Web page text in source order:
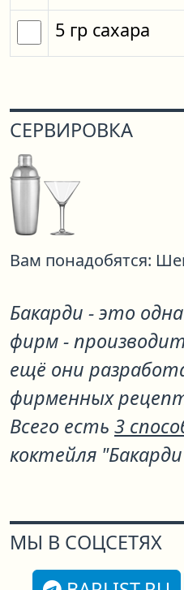
5 гр сахара
СЕРВИРОВКА
Вам понадобятся:
Бакарди - это
фирм -
ещё они
фирменных
Всего есть 3
коктейля
МЫ В СОЦСЕТЯХ